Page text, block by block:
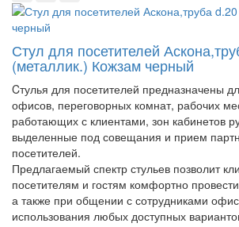
Стул для посетителей
(металлик.) Кожзам черный
Cтулья для посетителей предназначены
офисов, переговорных комнат, рабочих
работающих с клиентами, зон кабинетов
выделенные под совещания и прием
посетителей.
Предлагаемый спектр стульев позволит
посетителям и гостям комфортно
а также при общении с сотрудниками
использования любых доступных